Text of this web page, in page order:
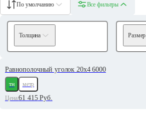
По умолчанию Все фильтры
Толщина Размер
Равнополочный уголок 20х4 6000
тн
метр
Цена:61 415Руб.